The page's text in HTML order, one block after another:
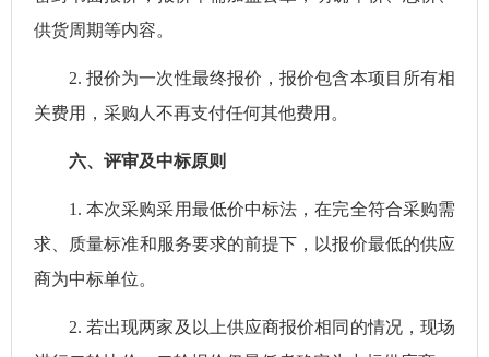
供货周期等内容。
2.报价为一次性最终报价，报价包含本项目所有相
关费用，采购人不再支付任何其他费用。
六、评审及中标原则
1.本次采购采用最低价中标法，在完全符合采购需
求、质量标准和服务要求的前提下，以报价最低的供应
商为中标单位。
2. 若出现两家及以上供应商报价相同的情况，现场